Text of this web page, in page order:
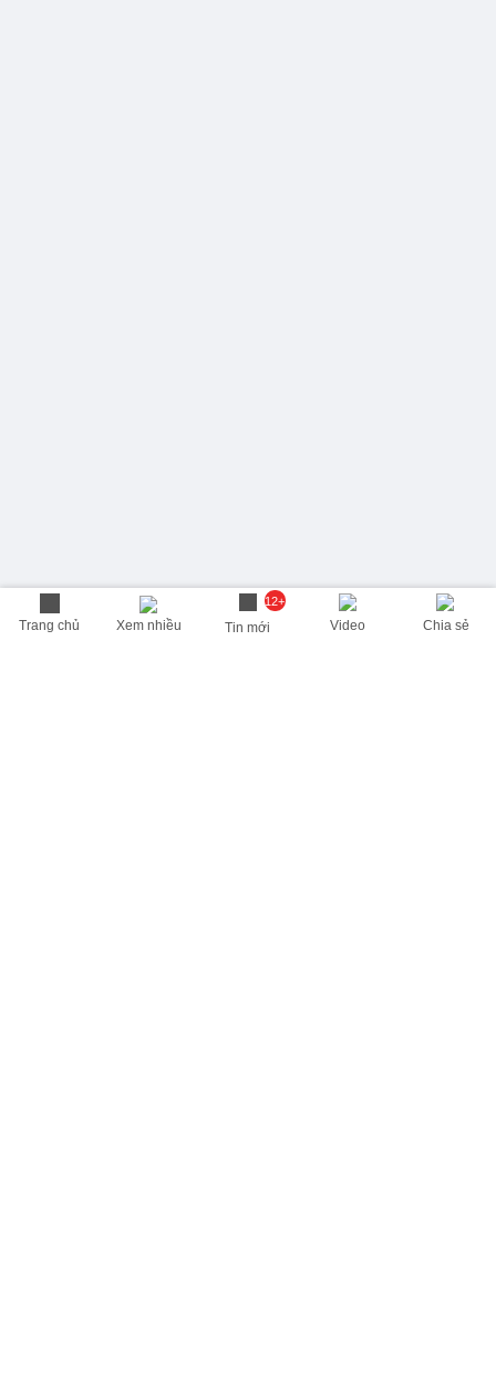
Trang chủ Xem nhiều
12+
Tin mới Video Chia sẻ